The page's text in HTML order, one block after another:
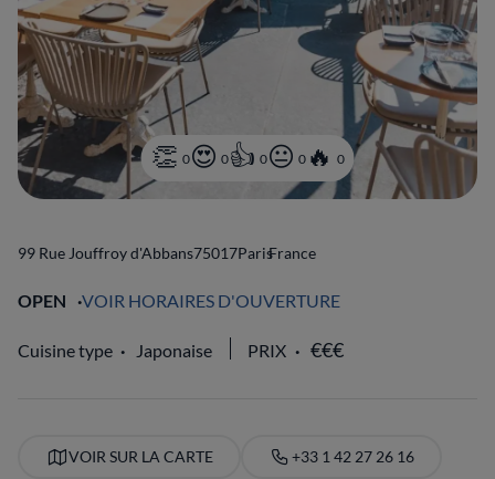
0 0 0 0 0
99 Rue Jouffroy d'Abbans75017ParisFrance
OPEN VOIR HORAIRES D'OUVERTURE
Cuisine type Japonaise PRIX
VOIR SUR LA CARTE +33 1 42 27 26 16